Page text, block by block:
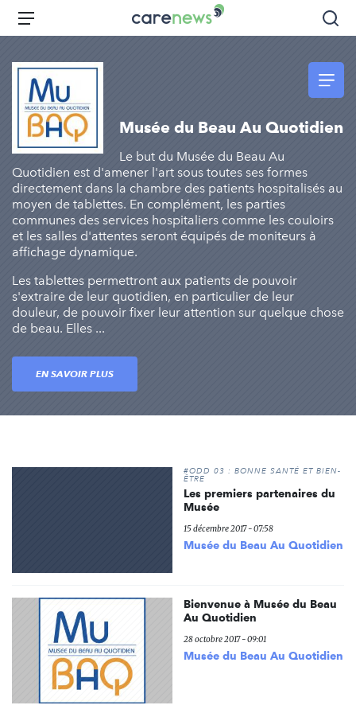
Aller
principal
Carenews,
Le
l'engagement
Menu
Musée du Beau Au Quotidien
Le but du Musée du Beau Au
Quotidien est d'amener l'art sous toutes ses formes
directement dans la chambre des patients hospitalisés au
moyen de tablettes. En complément, les parties
communes des services hospitaliers comme les couloirs
et les salles d'attentes seront équipés de moniteurs à
affichage dynamique.
Les tablettes permettront aux patients de pouvoir
s'extraire de leur quotidien, en particulier de leur
douleur, de pouvoir fixer leur attention sur quelque chose
de beau. Elles ...
EN SAVOIR PLUS
#ODD 03 : BONNE SANTÉ ET BIEN-
ÊTRE
Les premiers partenaires du
Musée
15 décembre 2017 - 07:58
Musée du Beau Au Quotidien
Bienvenue à Musée du Beau
Au Quotidien
28 octobre 2017 - 09:01
Musée du Beau Au Quotidien